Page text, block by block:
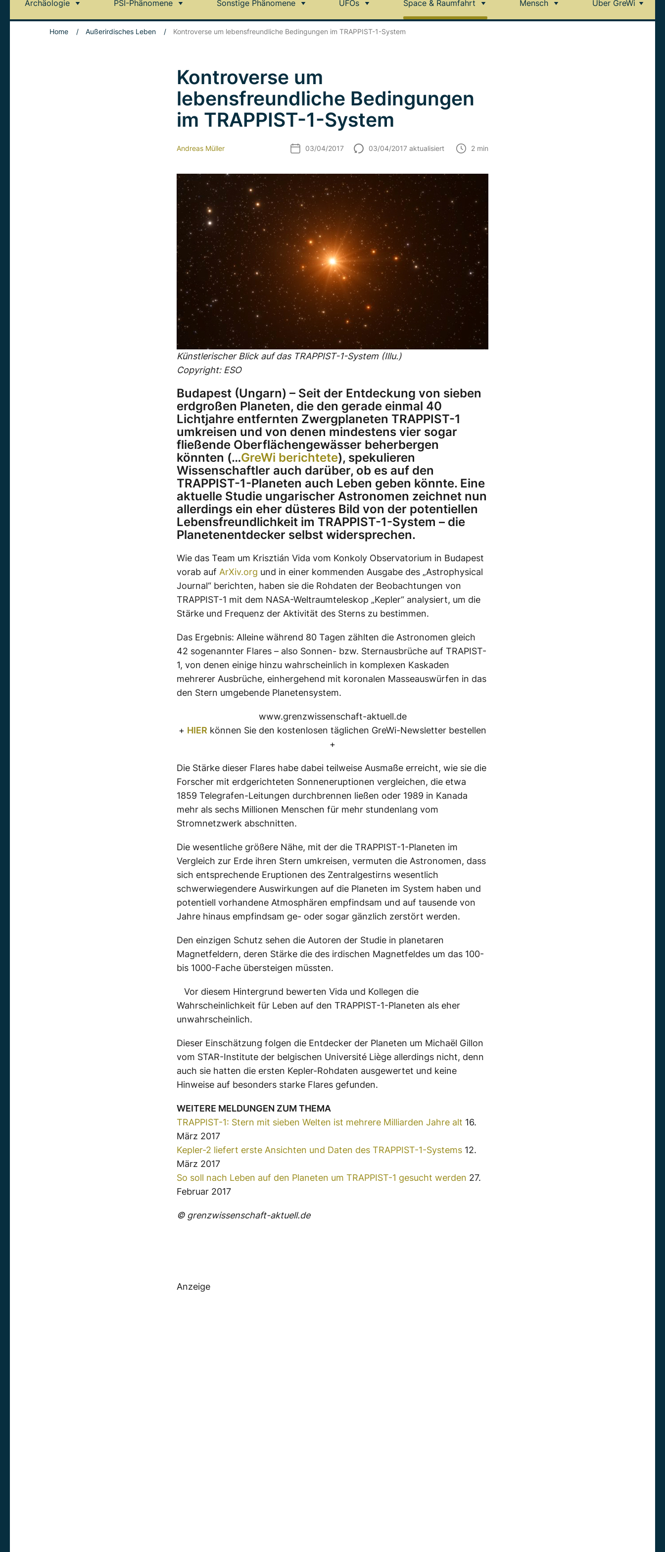
Archäologie PSI-Phänomene Sonstige Phänomene UFOs Space & Raumfahrt Mensch Über GreWi
Home / Außerirdisches Leben / Kontroverse um lebensfreundliche Bedingungen im TRAPPIST-1-System
Kontroverse um
lebensfreundliche Bedingungen
im TRAPPIST-1-System
Andreas Müller 03/04/2017 03/04/2017 aktualisiert 2 min
Künstlerischer Blick auf das TRAPPIST-1-System (Illu.)
Copyright: ESO
Budapest (Ungarn) – Seit der Entdeckung von sieben
erdgroßen Planeten, die den gerade einmal 40
Lichtjahre entfernten Zwergplaneten TRAPPIST-1
umkreisen und von denen mindestens vier sogar
fließende Oberflächengewässer beherbergen
könnten (…GreWi berichtete), spekulieren
Wissenschaftler auch darüber, ob es auf den
TRAPPIST-1-Planeten auch Leben geben könnte. Eine
aktuelle Studie ungarischer Astronomen zeichnet nun
allerdings ein eher düsteres Bild von der potentiellen
Lebensfreundlichkeit im TRAPPIST-1-System – die
Planetenentdecker selbst widersprechen.
Wie das Team um Krisztián Vida vom Konkoly Observatorium in Budapest
vorab auf ArXiv.org und in einer kommenden Ausgabe des „Astrophysical
Journal“ berichten, haben sie die Rohdaten der Beobachtungen von
TRAPPIST-1 mit dem NASA-Weltraumteleskop „Kepler“ analysiert, um die
Stärke und Frequenz der Aktivität des Sterns zu bestimmen.
Das Ergebnis: Alleine während 80 Tagen zählten die Astronomen gleich
42 sogenannter Flares – also Sonnen- bzw. Sternausbrüche auf TRAPIST-
1, von denen einige hinzu wahrscheinlich in komplexen Kaskaden
mehrerer Ausbrüche, einhergehend mit koronalen Masseauswürfen in das
den Stern umgebende Planetensystem.
www.grenzwissenschaft-aktuell.de
+ HIER können Sie den kostenlosen täglichen GreWi-Newsletter bestellen
+
Die Stärke dieser Flares habe dabei teilweise Ausmaße erreicht, wie sie die
Forscher mit erdgerichteten Sonneneruptionen vergleichen, die etwa
1859 Telegrafen-Leitungen durchbrennen ließen oder 1989 in Kanada
mehr als sechs Millionen Menschen für mehr stundenlang vom
Stromnetzwerk abschnitten.
Die wesentliche größere Nähe, mit der die TRAPPIST-1-Planeten im
Vergleich zur Erde ihren Stern umkreisen, vermuten die Astronomen, dass
sich entsprechende Eruptionen des Zentralgestirns wesentlich
schwerwiegendere Auswirkungen auf die Planeten im System haben und
potentiell vorhandene Atmosphären empfindsam und auf tausende von
Jahre hinaus empfindsam ge- oder sogar gänzlich zerstört werden.
Den einzigen Schutz sehen die Autoren der Studie in planetaren
Magnetfeldern, deren Stärke die des irdischen Magnetfeldes um das 100-
bis 1000-Fache übersteigen müssten.
Vor diesem Hintergrund bewerten Vida und Kollegen die
Wahrscheinlichkeit für Leben auf den TRAPPIST-1-Planeten als eher
unwahrscheinlich.
Dieser Einschätzung folgen die Entdecker der Planeten um Michaël Gillon
vom STAR-Institute der belgischen Université Liège allerdings nicht, denn
auch sie hatten die ersten Kepler-Rohdaten ausgewertet und keine
Hinweise auf besonders starke Flares gefunden.
WEITERE MELDUNGEN ZUM THEMA
TRAPPIST-1: Stern mit sieben Welten ist mehrere Milliarden Jahre alt 16.
März 2017
Kepler-2 liefert erste Ansichten und Daten des TRAPPIST-1-Systems 12.
März 2017
So soll nach Leben auf den Planeten um TRAPPIST-1 gesucht werden 27.
Februar 2017
© grenzwissenschaft-aktuell.de
Anzeige